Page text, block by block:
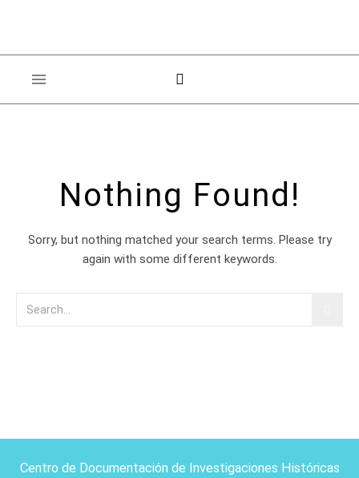
Nothing Found!
Sorry, but nothing matched your search terms. Please try
again with some different keywords.
Centro de Documentación de Investigaciones Históricas